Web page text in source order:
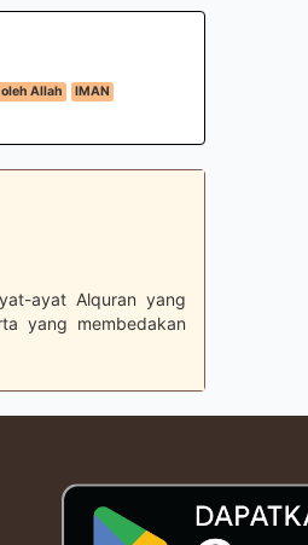
Allah
IMAN
ayat Alquran yang
yang membedakan